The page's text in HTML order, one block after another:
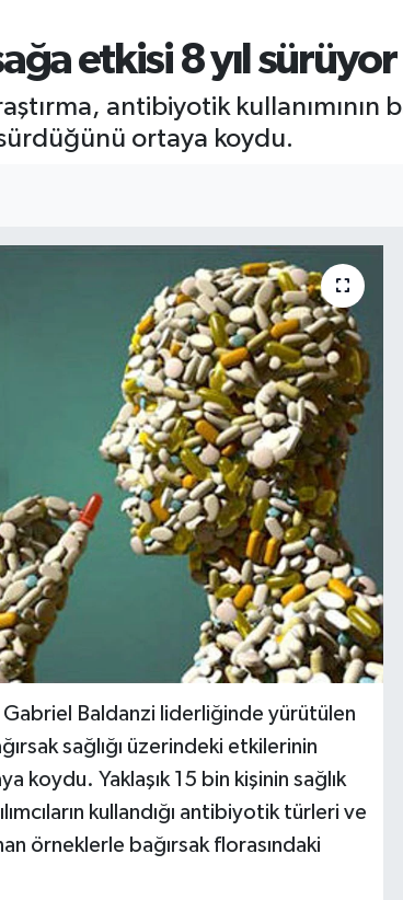
etkisi 8 yıl sürüyor
antibiyotik kullanımının
ortaya koydu.
Baldanzi liderliğinde yürütülen
sağlığı üzerindeki etkilerinin
koydu. Yaklaşık 15 bin kişinin sağlık
kullandığı antibiyotik türleri ve
örneklerle bağırsak florasındaki